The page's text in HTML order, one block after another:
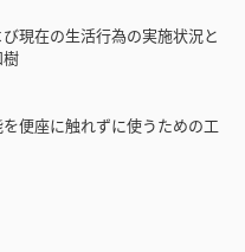
現在の生活行為の実施状況と
便座に触れずに使うための工